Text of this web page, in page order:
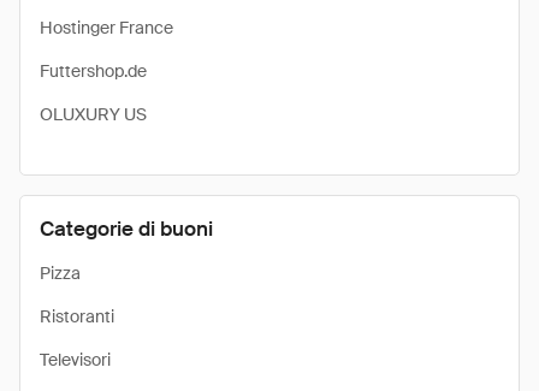
Hostinger France
Futtershop.de
OLUXURY US
Categorie di buoni
Pizza
Ristoranti
Televisori